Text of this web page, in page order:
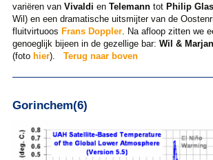
variëren van Vivaldi en Telemanntot Philip
Wil) en een dramatische uitsmijter van de
fluitvirtuoos Frans Doppler. Na afloop zitten we
genoeglijk bijeen in de gezellige bar: Wil &
(foto hier). Terug naar boven
Gorinchem(6)